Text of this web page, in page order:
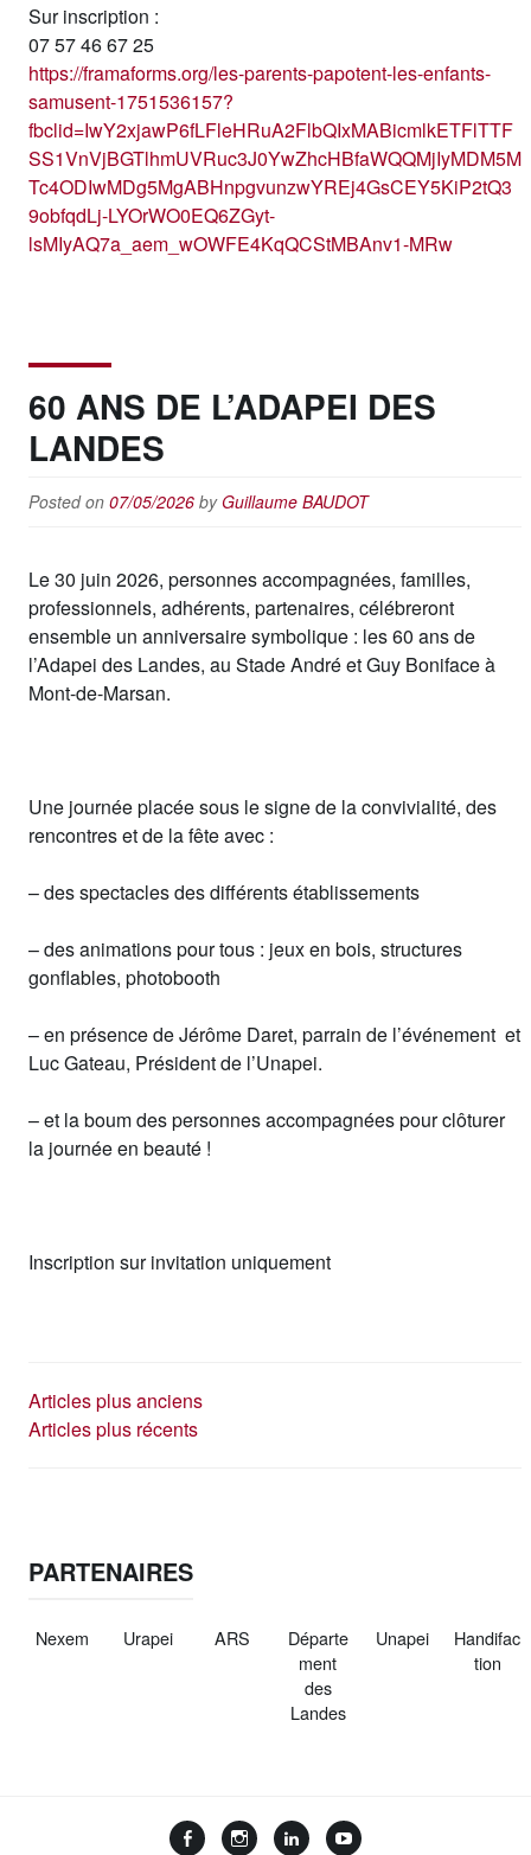
Sur inscription :
07 57 46 67 25
https://framaforms.org/les-parents-papotent-les-enfants-
samusent-1751536157?
fbclid=IwY2xjawP6fLFleHRuA2FlbQIxMABicmlkETFlTTF
SS1VnVjBGTlhmUVRuc3J0YwZhcHBfaWQQMjIyMDM5M
Tc4ODIwMDg5MgABHnpgvunzwYREj4GsCEY5KiP2tQ3
9obfqdLj-LYOrWO0EQ6ZGyt-
lsMIyAQ7a_aem_wOWFE4KqQCStMBAnv1-MRw
60 ANS DE L’ADAPEI DES
LANDES
Posted on07/05/2026 by Guillaume BAUDOT
Le 30 juin 2026, personnes accompagnées, familles,
professionnels, adhérents, partenaires, célébreront
ensemble un anniversaire symbolique : les 60 ans de
l’Adapei des Landes, au Stade André et Guy Boniface à
Mont-de-Marsan.
Une journée placée sous le signe de la convivialité, des
rencontres et de la fête avec :
– des spectacles des différents établissements
– des animations pour tous : jeux en bois, structures
gonflables, photobooth
– en présence de Jérôme Daret, parrain de l’événement et
Luc Gateau, Président de l’Unapei.
– et la boum des personnes accompagnées pour clôturer
la journée en beauté !
Inscription sur invitation uniquement
NAVIGATION
DES
Articles plus anciens
Articles plus récents
PARTENAIRES
Nexem Urapei ARS
Départe
ment
des
Landes
Unapei
Handifac
tion
FacebookInstagramLinkedIn